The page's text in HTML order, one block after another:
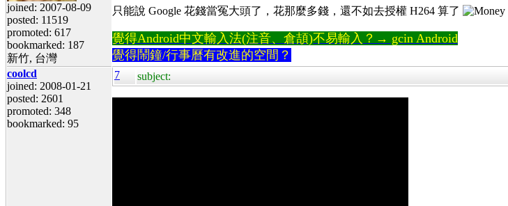
joined: 2007-08-09
posted: 11519
promoted: 617
bookmarked: 187
新竹, 台灣
只能說 Google 花錢當冤大頭了，花那麼多錢，還不如去授權 H264 算了
覺得Android中文輸入法(注音、倉頡)不易輸入？→ gcin Android
覺得鬧鐘/行事曆有改進的空間？
coolcd
joined: 2008-01-21
posted: 2601
promoted: 348
bookmarked: 95
7 subject: